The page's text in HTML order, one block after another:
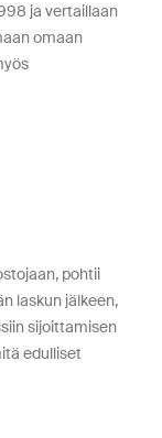
ja vertaillaan
omaan
pohtii
laskun jälkeen,
sijoittamisen
edulliset